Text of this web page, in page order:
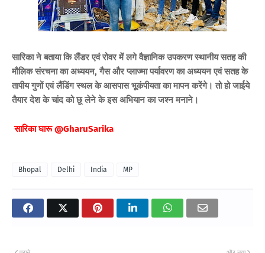
सारिका ने बताया कि लैंडर एवं रोवर में लगे वैज्ञानिक उपकरण स्थानीय सतह की
मौलिक संरचना का अध्ययन, गैस और प्लाज्मा पर्यावरण का अध्ययन एवं सतह के
तापीय गुणों एवं लैंडिंग स्थल के आसपास भूकंपीयता का मापन करेंगे। तो हो जाईये
तैयार देश के चांद को छू लेने के इस अभियान का जश्‍न मनाने।
सारिका घारू @GharuSarika
Bhopal Delhi India MP